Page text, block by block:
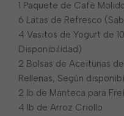
1 Paquete de Café
6 Latas de Refresco
4 Vasitos de Yogurt de
Disponibilidad)
2 Bolsas de Aceitunas
Rellenas, Según
2 lb de Manteca para
4 lb de Arroz Criollo